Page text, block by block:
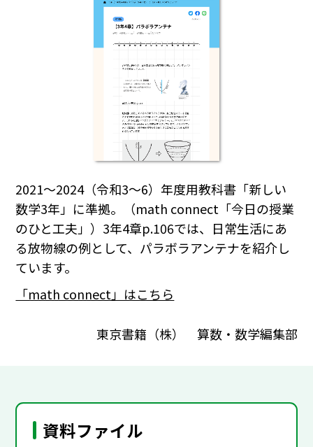
2021～2024（令和3～6）年度用教科書「新しい
数学3年」に準拠。（math connect「今日の授業
のひと工夫」）3年4章p.106では、日常生活にあ
る放物線の例として、パラボラアンテナを紹介し
ています。
「math connect」はこちら
東京書籍（株） 算数・数学編集部
資料ファイル